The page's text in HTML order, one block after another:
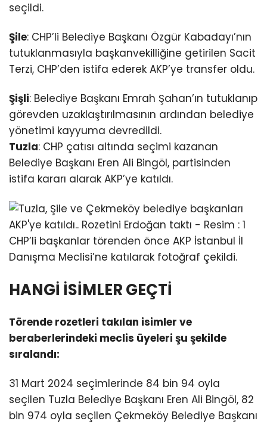
seçildi.
Şile: CHP’li Belediye Başkanı Özgür Kabadayı’nın
tutuklanmasıyla başkanvekilliğine getirilen Sacit
Terzi, CHP’den istifa ederek AKP’ye transfer oldu.
Şişli: Belediye Başkanı Emrah Şahan’ın tutuklanıp
görevden uzaklaştırılmasının ardından belediye
yönetimi kayyuma devredildi.
Tuzla: CHP çatısı altında seçimi kazanan
Belediye Başkanı Eren Ali Bingöl, partisinden
istifa kararı alarak AKP’ye katıldı.
CHP’li başkanlar törenden önce AKP İstanbul İl
Danışma Meclisi’ne katılarak fotoğraf çekildi.
HANGİ İSİMLER GEÇTİ
Törende rozetleri takılan isimler ve
beraberlerindeki meclis üyeleri şu şekilde
sıralandı:
31 Mart 2024 seçimlerinde 84 bin 94 oyla
seçilen Tuzla Belediye Başkanı Eren Ali Bingöl, 82
bin 974 oyla seçilen Çekmeköy Belediye Başkanı